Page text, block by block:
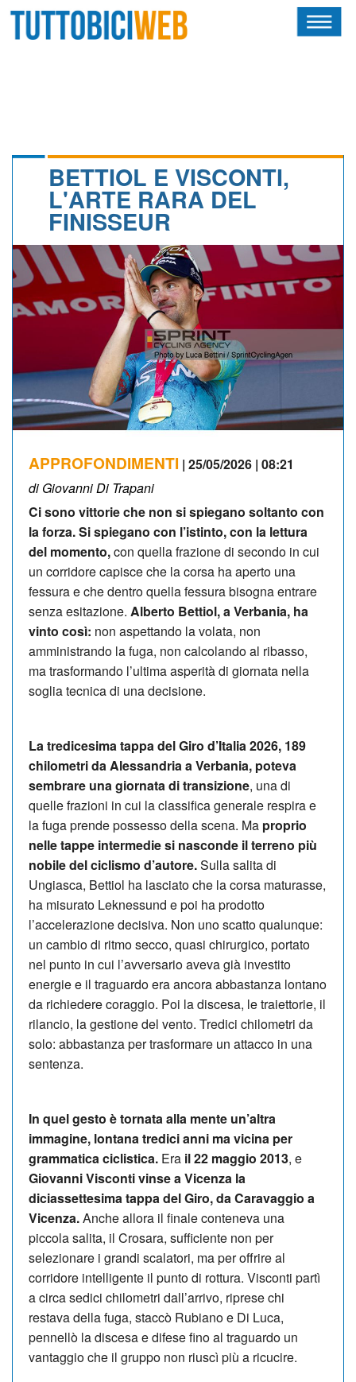
CALENDARIO
ALBI D'ORO
BETTIOL E VISCONTI,
L'ARTE RARA DEL
FINISSEUR
APPROFONDIMENTI | 25/05/2026 | 08:21
di Giovanni Di Trapani
Ci sono vittorie che non si spiegano soltanto con
la forza. Si spiegano con l’istinto, con la lettura
del momento,con quella frazione di secondo in cui
un corridore capisce che la corsa ha aperto una
fessura e che dentro quella fessura bisogna entrare
senza esitazione. Alberto Bettiol, a Verbania, ha
vinto così: non aspettando la volata, non
amministrando la fuga, non calcolando al ribasso,
ma trasformando l’ultima asperità di giornata nella
soglia tecnica di una decisione.
La tredicesima tappa del Giro d’Italia 2026, 189
chilometri da Alessandria a Verbania, poteva
sembrare una giornata di transizione, una di
quelle frazioni in cui la classifica generale respira e
la fuga prende possesso della scena. Ma proprio
nelle tappe intermedie si nasconde il terreno più
nobile del ciclismo d’autore.Sulla salita di
Ungiasca, Bettiol ha lasciato che la corsa maturasse,
ha misurato Leknessund e poi ha prodotto
l’accelerazione decisiva. Non uno scatto qualunque:
un cambio di ritmo secco, quasi chirurgico, portato
nel punto in cui l’avversario aveva già investito
energie e il traguardo era ancora abbastanza lontano
da richiedere coraggio. Poi la discesa, le traiettorie, il
rilancio, la gestione del vento. Tredici chilometri da
solo: abbastanza per trasformare un attacco in una
sentenza.
In quel gesto è tornata alla mente un’altra
immagine, lontana tredici anni ma vicina per
grammatica ciclistica. Era il 22 maggio 2013, e
Giovanni Visconti vinse a Vicenza la
diciassettesima tappa del Giro, da Caravaggio a
Vicenza.Anche allora il finale conteneva una
piccola salita, il Crosara, sufficiente non per
selezionare i grandi scalatori, ma per offrire al
corridore intelligente il punto di rottura. Visconti partì
a circa sedici chilometri dall’arrivo, riprese chi
restava della fuga, staccò Rubiano e Di Luca,
pennellò la discesa e difese fino al traguardo un
vantaggio che il gruppo non riuscì più a ricucire.